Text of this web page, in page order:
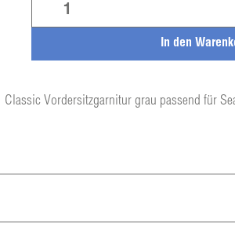
Classic Vordersitzgarnitur grau passend für
In den